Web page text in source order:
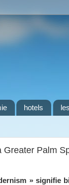
hotels
Greater Palm
» signifie